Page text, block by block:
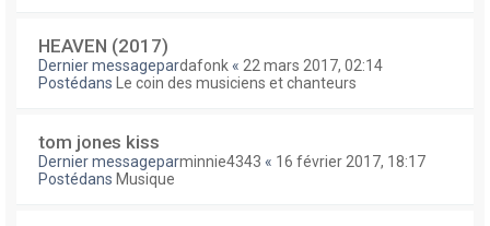
HEAVEN (2017)
Dernier messagepardafonk « 22 mars 2017, 02:14
Postédans
Le coin des musiciens et chanteurs
tom jones kiss
Dernier messageparminnie4343 « 16 février 2017, 18:17
Postédans Musique